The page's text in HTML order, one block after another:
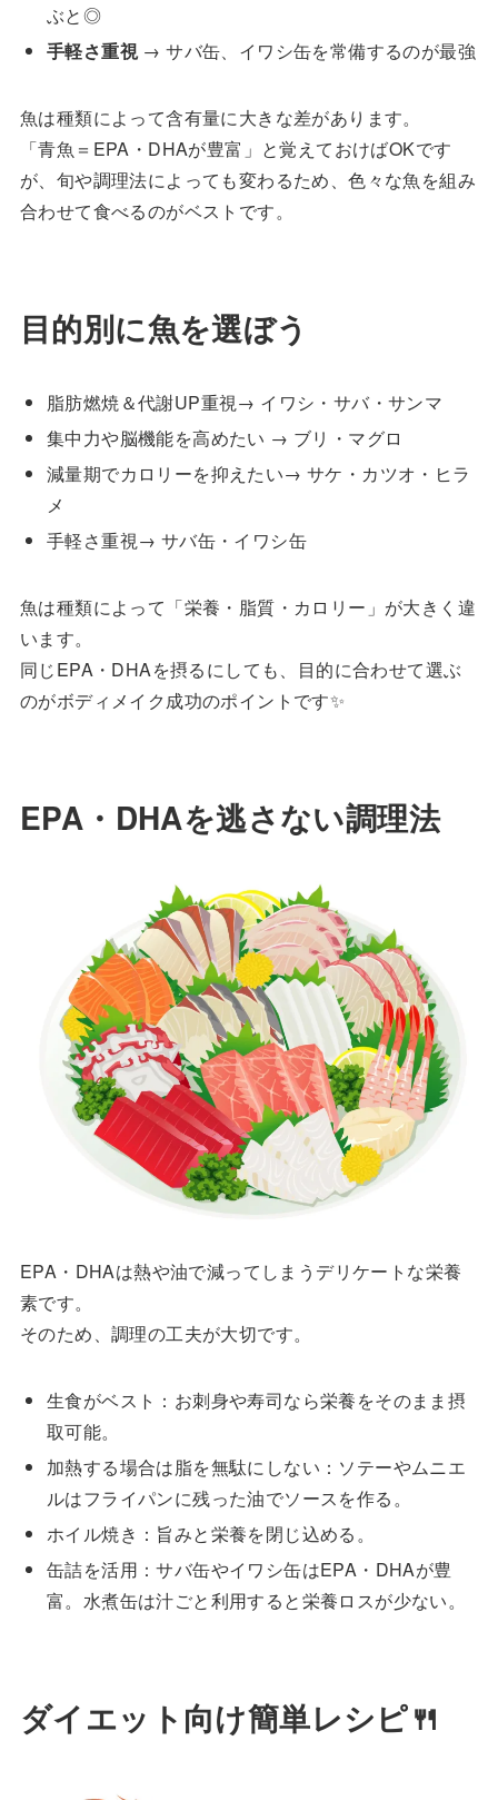
ぶと◎
手軽さ重視→ サバ缶、イワシ缶を常備するのが最強
魚は種類によって含有量に大きな差があります。
「青魚＝EPA・DHAが豊富」と覚えておけばOKです
が、旬や調理法によっても変わるため、色々な魚を組み
合わせて食べるのがベストです。
目的別に魚を選ぼう
脂肪燃焼＆代謝UP重視→ イワシ・サバ・サンマ
集中力や脳機能を高めたい → ブリ・マグロ
減量期でカロリーを抑えたい→ サケ・カツオ・ヒラ
メ
手軽さ重視→ サバ缶・イワシ缶
魚は種類によって「栄養・脂質・カロリー」が大きく違
います。
同じEPA・DHAを摂るにしても、目的に合わせて選ぶ
のがボディメイク成功のポイントです✨
EPA・DHAを逃さない調理法
EPA・DHAは熱や油で減ってしまうデリケートな栄養
素です。
そのため、調理の工夫が大切です。
生食がベスト：お刺身や寿司なら栄養をそのまま摂
取可能。
加熱する場合は脂を無駄にしない：ソテーやムニエ
ルはフライパンに残った油でソースを作る。
ホイル焼き：旨みと栄養を閉じ込める。
缶詰を活用：サバ缶やイワシ缶はEPA・DHAが豊
富。水煮缶は汁ごと利用すると栄養ロスが少ない。
ダイエット向け簡単レシピ🍴